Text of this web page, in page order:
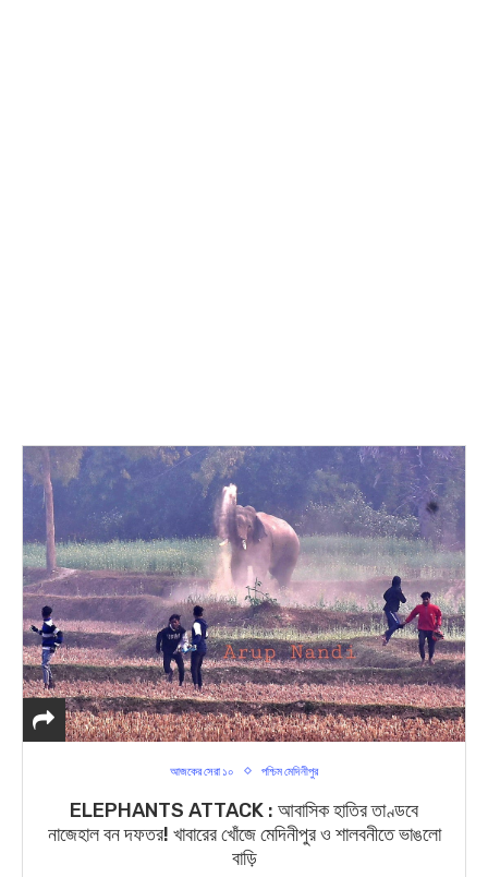
আজকের সেরা ১০ পশ্চিম মেদিনীপুর
ELEPHANTS ATTACK : আবাসিক হাতির তাণ্ডবে
নাজেহাল বন দফতর! খাবারের খোঁজে মেদিনীপুর ও শালবনীতে ভাঙলো
বাড়ি